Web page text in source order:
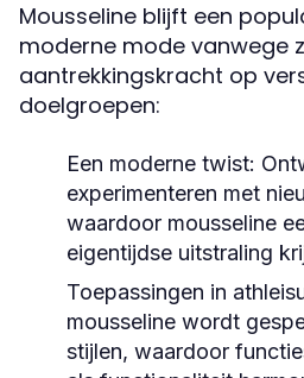
Mousseline blijft een
moderne mode vanwege
aantrekkingskracht op
doelgroepen:
Een moderne twist:
experimenteren met
waardoor mousseline
eigentijdse uitstraling
Toepassingen in
mousseline wordt
stijlen, waardoor